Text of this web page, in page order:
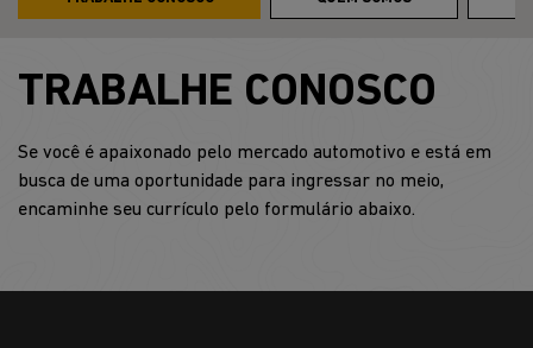
TRABALHE CONOSCO
Se você é apaixonado pelo mercado automotivo e está em
busca de uma oportunidade para ingressar no meio,
encaminhe seu currículo pelo formulário abaixo.